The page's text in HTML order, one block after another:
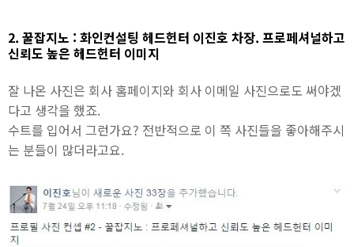
2. 꿀잡지노 : 화인컨설팅 헤드헌터 이진호 차장. 프로페셔널하고
신뢰도 높은 헤드헌터 이미지
잘 나온 사진은 회사 홈페이지와 회사 이메일 사진으로도 써야겠
다고 생각을 했죠.
수트를 입어서 그런가요? 전반적으로 이 쪽 사진들을 좋아해주시
는 분들이 많더라고요.